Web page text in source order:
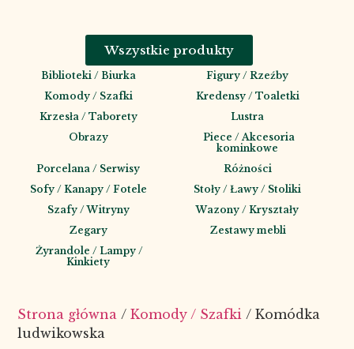
Wszystkie produkty
Biblioteki / Biurka
Figury / Rzeźby
Komody / Szafki
Kredensy / Toaletki
Krzesła / Taborety
Lustra
Obrazy
Piece / Akcesoria
kominkowe
Porcelana / Serwisy
Różności
Sofy / Kanapy / Fotele
Stoły / Ławy / Stoliki
Szafy / Witryny
Wazony / Kryształy
Zegary
Zestawy mebli
Żyrandole / Lampy /
Kinkiety
Strona główna /Komody / Szafki / Komódka
ludwikowska